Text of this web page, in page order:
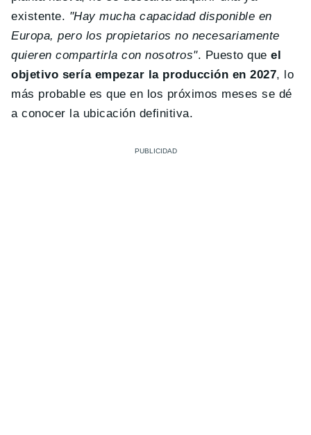
existente. "Hay mucha capacidad disponible en
Europa, pero los propietarios no necesariamente
quieren compartirla con nosotros". Puesto queel
objetivo sería empezar la producción en 2027, lo
más probable es que en los próximos meses se dé
a conocer la ubicación definitiva.